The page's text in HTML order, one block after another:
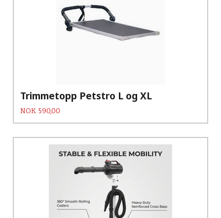
Trimmetopp Petstro L og XL
Pris
NOK 590,00